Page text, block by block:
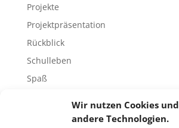
Wir nutzen Cookies und
andere Technologien.
Projekte
Projektpräsentation
Rückblick
Schulleben
Spaß